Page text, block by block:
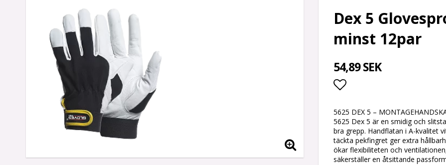
Dex 5
minst 12par
54,89 SEK
Lägg till i
5625 DEX 5 –
5625 Dex 5 är en smidig och
bra grepp. Handflatan i A-kvalitet
täckta pekfingret ger extra
ökar flexibiliteten och
säkerställer en åtsittande